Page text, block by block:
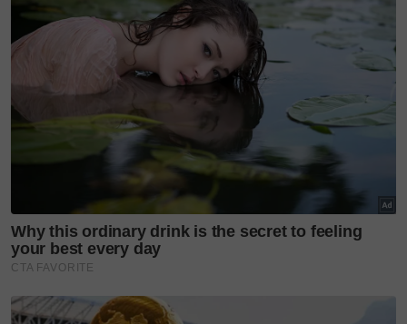
yang semakin menghargai pengalaman menyeluruh,
bukan hanya koleksi di atas pentas. Fesyen, baginya
perlu dirasai dan difahami sebagai satu perjalanan
emosi dan budaya.
Dalam masa sama, promosi jenama Royal Sembilan
akan terus diperkasakan sebagai tunjang penting
dalam mengetengahkan kehalusan fabrik, kraf serta
nilai warisan tempatan yang menjadi identiti
tersendiri pereka ini. Ia bukan sekadar koleksi, tetapi
manifestasi hubungan antara tradisi dan gaya hidup
moden.
HALA TUJU REKAAN